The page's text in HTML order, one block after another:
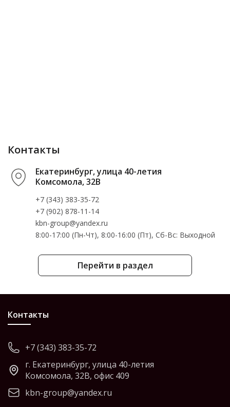
Перейти в раздел
Контакты
Екатеринбург, улица 40-летия
Комсомола, 32В
+7 (343) 383-35-72
+7 (902) 878-11-14
kbn-group@yandex.ru
8:00-17:00 (Пн-Чт), 8:00-16:00 (Пт), Cб-Вс: Выходной
Контакты
+7 (343) 383-35-72
г. Екатеринбург, улица 40-летия
Комсомола, 32В, офис 409
kbn-group@yandex.ru